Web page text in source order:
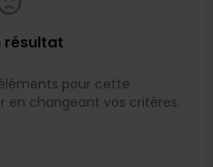
résultat
pour cette
en changeant vos critères.